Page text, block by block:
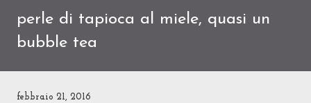
perle di tapioca al miele, quasi un
bubble tea
febbraio 21, 2016